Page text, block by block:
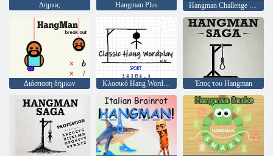
Δήμιος Hangman Plus Hangman Challenge Χειμώνας
Διάσπαση δήμιων Κλασικό Hang Wordplay Έπος του Hangman